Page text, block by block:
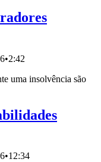
•2:42
uma insolvência são
•12:34